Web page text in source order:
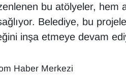
bu atölyeler, hem
Belediye, bu
inşa etmeye devam
Haber Merkezi